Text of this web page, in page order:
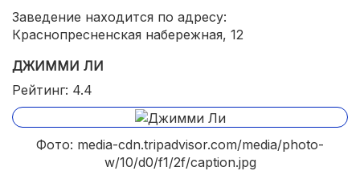
Заведение находится по адресу:
Краснопресненская набережная, 12
ДЖИММИ ЛИ
Рейтинг: 4.4
Фото: media-cdn.tripadvisor.com/media/photo-
w/10/d0/f1/2f/caption.jpg